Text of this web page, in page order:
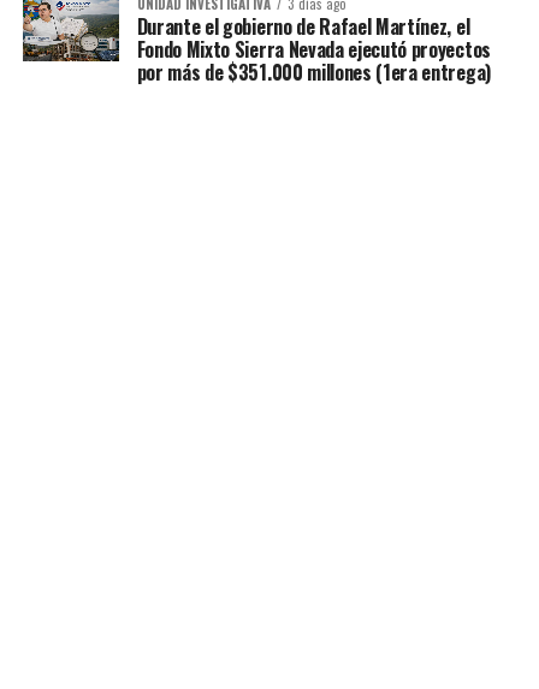
Durante el gobierno de Rafael Martínez, el
Fondo Mixto Sierra Nevada ejecutó proyectos
por más de $351.000 millones (1era entrega)